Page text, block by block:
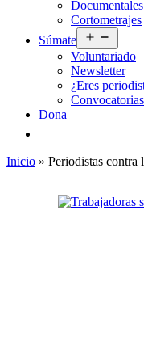
menú
Documentales
Cortometrajes
Súmate
el
menú
Voluntariado
Newsletter
¿Eres
Dona
Inicio » Periodistas contra